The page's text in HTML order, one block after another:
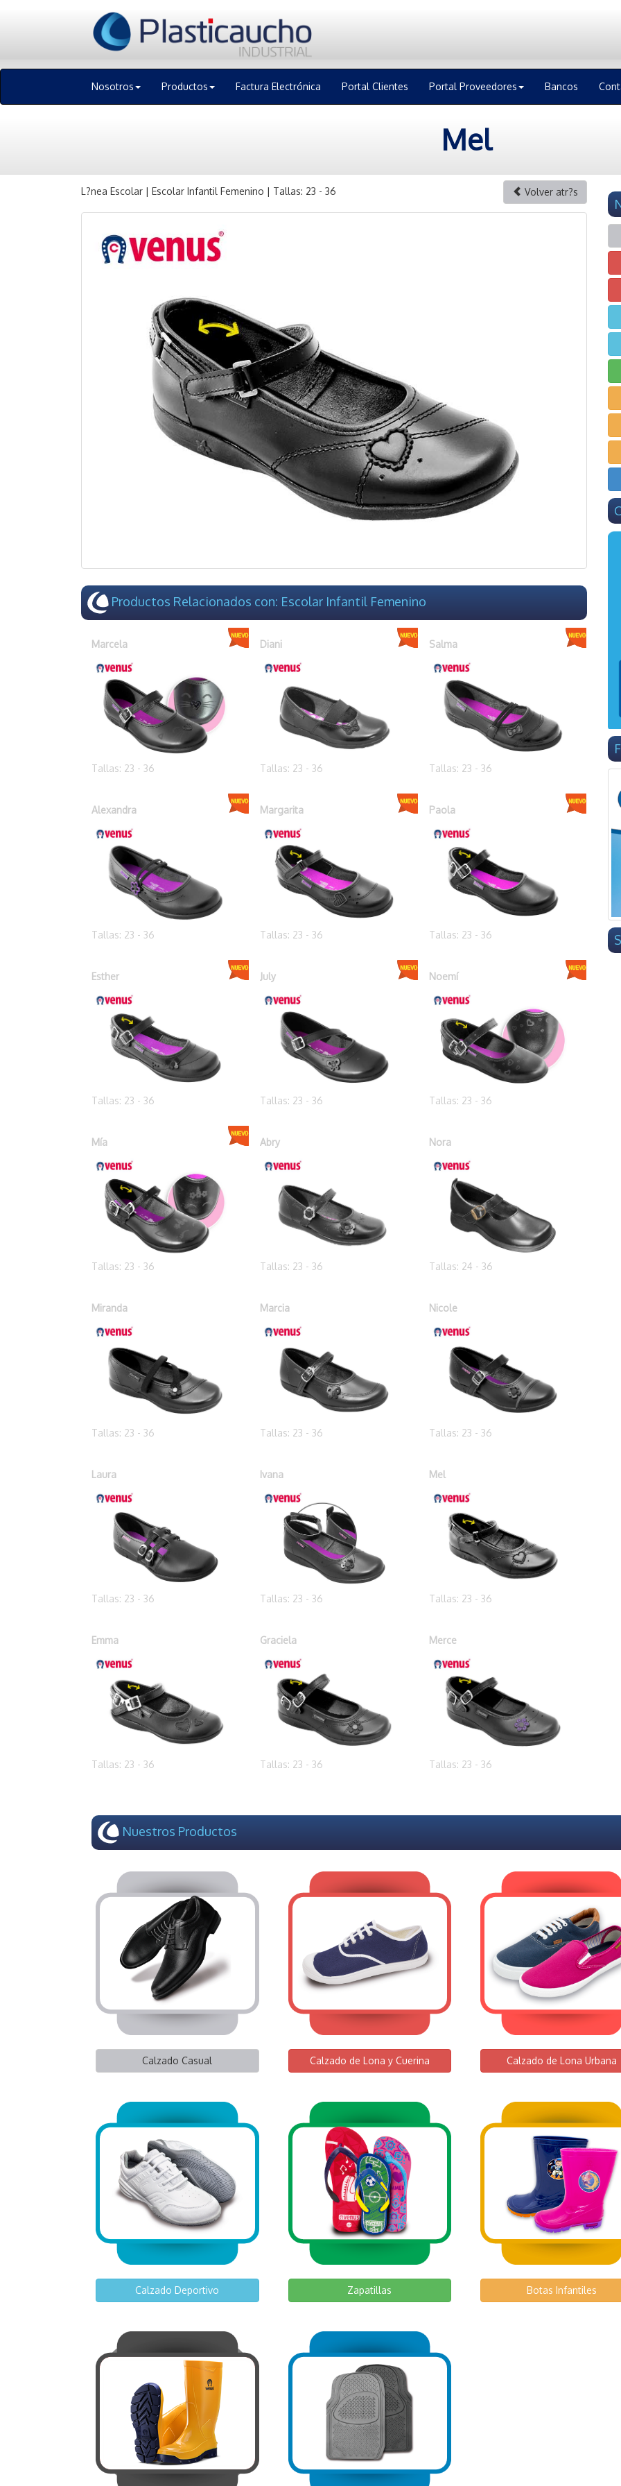
Nosotros Productos Factura Electrónica Portal Clientes Portal Proveedores Bancos
Mel
L?nea Escolar | Escolar Infantil Femenino | Tallas: 23 - 36 Volver atr?s
Productos Relacionados con: Escolar Infantil Femenino
Marcela
Tallas: 23 - 36
Diani
Tallas: 23 - 36
Salma
Tallas: 23 - 36
Alexandra
Tallas: 23 - 36
Margarita
Tallas: 23 - 36
Paola
Tallas: 23 - 36
Esther
Tallas: 23 - 36
July
Tallas: 23 - 36
Noemí
Tallas: 23 - 36
Mía
Tallas: 23 - 36
Abry
Tallas: 23 - 36
Nora
Tallas: 24 - 36
Miranda
Tallas: 23 - 36
Marcia
Tallas: 23 - 36
Nicole
Tallas: 23 - 36
Laura
Tallas: 23 - 36
Ivana
Tallas: 23 - 36
Mel
Tallas: 23 - 36
Emma
Tallas: 23 - 36
Graciela
Tallas: 23 - 36
Merce
Tallas: 23 - 36
Nuestros Productos
Calzado Casual Calzado de Lona y Cuerina Calzado de Lona Urbana
Calzado Deportivo Zapatillas Botas Infantiles